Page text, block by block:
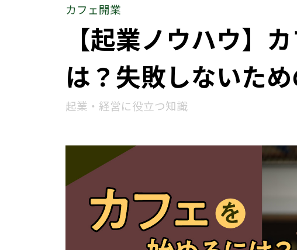
カフェ開業
【起業ノウハウ】
は？失敗しないた
起業・経営に役立つ知識